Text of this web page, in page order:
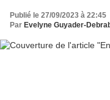
Publié le 27/09/2023 à 22:45
Par Evelyne Guyader-